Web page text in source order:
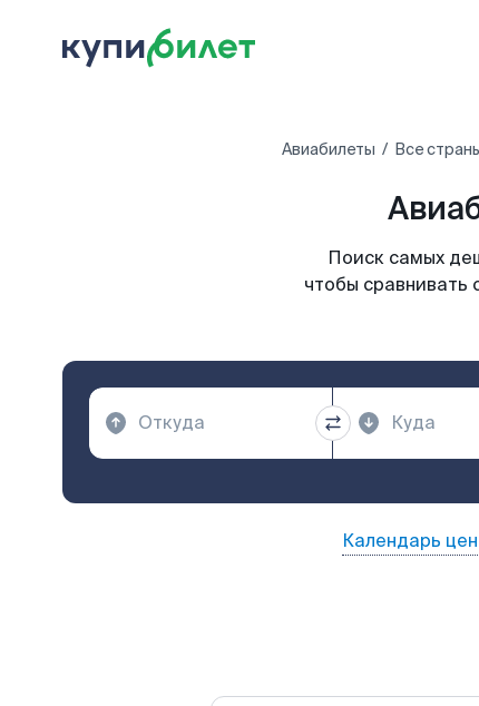
Авиабилеты Все
Поиск самых
чтобы сравнивать
Календарь цен